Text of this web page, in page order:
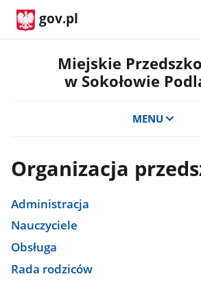
gov.pl
Miejskie
w Sokołowie
MENU
Organizacja
Administracja
Nauczyciele
Obsługa
Rada rodziców